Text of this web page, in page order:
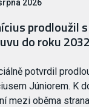
2026
prodloužil
do roku
potvrdil
Júniorem. K
mezi oběma